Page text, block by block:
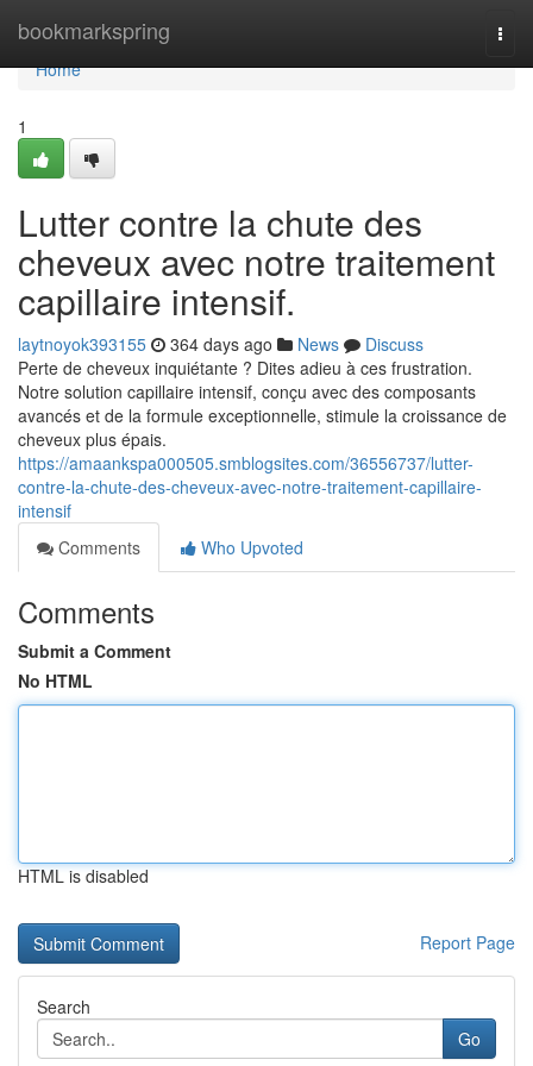
bookmarkspring
Home
Home
1
Lutter contre la chute des
cheveux avec notre traitement
capillaire intensif.
laytnoyok393155 364 days ago News
Discuss
Perte de cheveux inquiétante ? Dites adieu à ces frustration.
Notre solution capillaire intensif, conçu avec des composants
avancés et de la formule exceptionnelle, stimule la croissance de
cheveux plus épais.
https://amaankspa000505.smblogsites.com/36556737/lutter-
contre-la-chute-des-cheveux-avec-notre-traitement-capillaire-
intensif
Comments
Who Upvoted
Comments
Submit a Comment
No HTML
HTML is disabled
Report Page
Search
Go